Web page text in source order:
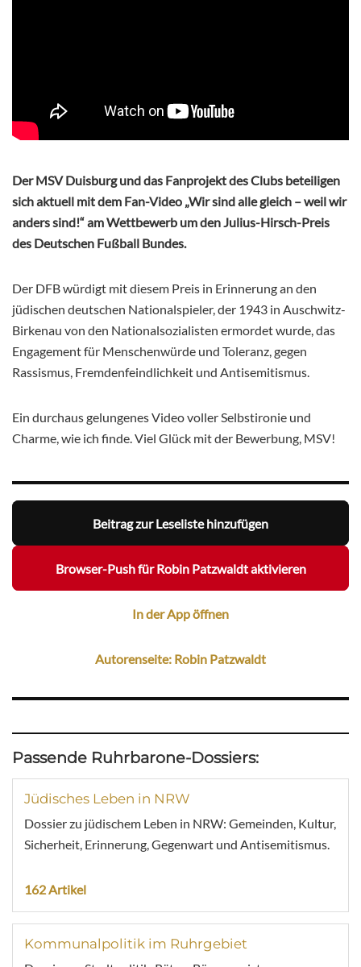
Der MSV Duisburg und das Fanprojekt des Clubs beteiligen
sich aktuell mit dem Fan-Video „Wir sind alle gleich – weil wir
anders sind!“ am Wettbewerb um den Julius-Hirsch-Preis
des Deutschen Fußball Bundes.
Der DFB würdigt mit diesem Preis in Erinnerung an den
jüdischen deutschen Nationalspieler, der 1943 in Auschwitz-
Birkenau von den Nationalsozialisten ermordet wurde, das
Engagement für Menschenwürde und Toleranz, gegen
Rassismus, Fremdenfeindlichkeit und Antisemitismus.
Ein durchaus gelungenes Video voller Selbstironie und
Charme, wie ich finde. Viel Glück mit der Bewerbung, MSV!
Beitrag zur Leseliste hinzufügen
Browser-Push für Robin Patzwaldt aktivieren
In der App öffnen
Autorenseite: Robin Patzwaldt
Passende Ruhrbarone-Dossiers:
Jüdisches Leben in NRW
Dossier zu jüdischem Leben in NRW: Gemeinden, Kultur,
Sicherheit, Erinnerung, Gegenwart und Antisemitismus.
162 Artikel
Kommunalpolitik im Ruhrgebiet